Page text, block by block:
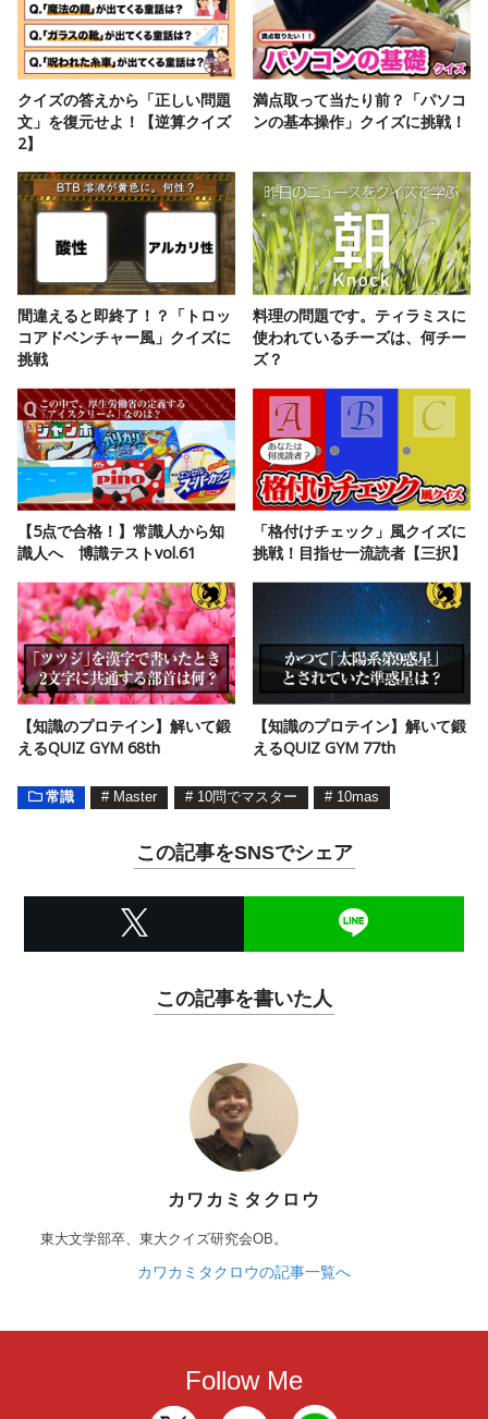
クイズの答えから「正しい問題
文」を復元せよ！【逆算クイズ
2】
満点取って当たり前？「パソコ
ンの基本操作」クイズに挑戦！
間違えると即終了！？「トロッ
コアドベンチャー風」クイズに
挑戦
料理の問題です。ティラミスに
使われているチーズは、何チー
ズ？
【5点で合格！】常識人から知
識人へ 博識テストvol.61
「格付けチェック」風クイズに
挑戦！目指せ一流読者【三択】
【知識のプロテイン】解いて鍛
えるQUIZ GYM 68th
【知識のプロテイン】解いて鍛
えるQUIZ GYM 77th
常識 # Master # 10問でマスター # 10mas
この記事をSNSでシェア
この記事を書いた人
カワカミタクロウ
東大文学部卒、東大クイズ研究会OB。
カワカミタクロウの記事一覧へ
Follow Me